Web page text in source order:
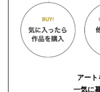
アート
一気に